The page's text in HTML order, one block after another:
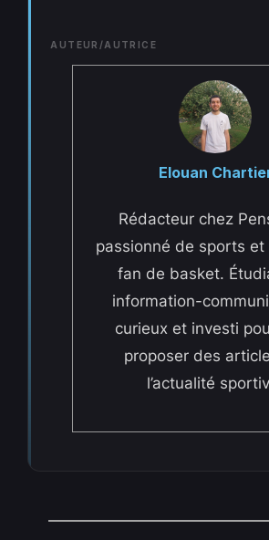
AUTEUR/AUTRICE
Elouan
Rédacteur chez
passionné de sports et
fan de basket.
information-
curieux et investi
proposer des
l’actualité